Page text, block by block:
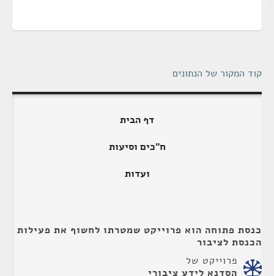
קוד המקור של הנתונים
דף הבית
ח"כים וסיעות
ועדות
כנסת פתוחה הוא פרוייקט שמטרתו לחשוף את פעילות
הכנסת לציבור
פרוייקט של
הסדנא לידע ציבורי